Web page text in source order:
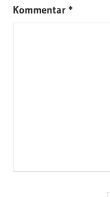
Kommentar*